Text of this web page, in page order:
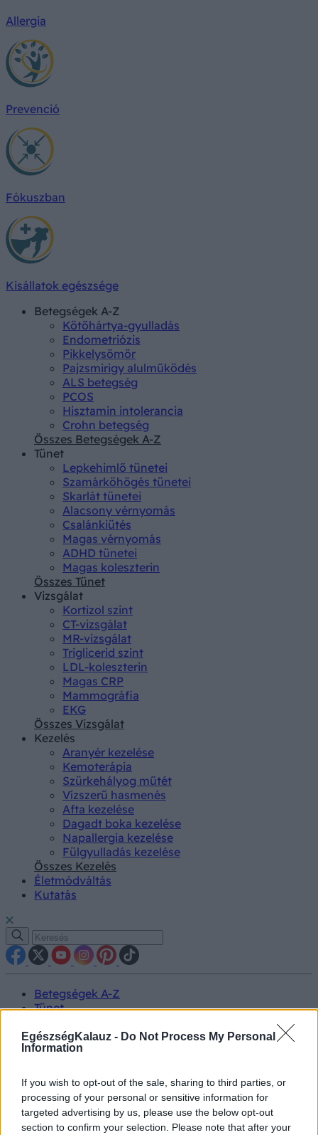
EgészségKalauz - Do Not Process My Personal
Information
If you wish to opt-out of the sale, sharing to third parties, or
processing of your personal or sensitive information for
targeted advertising by us, please use the below opt-out
section to confirm your selection. Please note that after your
Allergia
Prevenció
Fókuszban
Kisállatok egészsége
Betegségek A-Z
Kötőhártya-gyulladás
Endometriózis
Pikkelysömör
Pajzsmirigy alulműködés
ALS betegség
PCOS
Hisztamin intolerancia
Crohn betegség
Összes Betegségek A-Z
Tünet
Lepkehimlő tünetei
Szamárköhögés tünetei
Skarlát tünetei
Alacsony vérnyomás
Csalánkiütés
Magas vérnyomás
ADHD tünetei
Magas koleszterin
Összes Tünet
Vizsgálat
Kortizol szint
CT-vizsgálat
MR-vizsgálat
Triglicerid szint
LDL-koleszterin
Magas CRP
Mammográfia
EKG
Összes Vizsgálat
Kezelés
Aranyér kezelése
Kemoterápia
Szürkehályog műtét
Vízszerű hasmenés
Afta kezelése
Dagadt boka kezelése
Napallergia kezelése
Fülgyulladás kezelése
Összes Kezelés
Életmódváltás
Kutatás
Betegségek A-Z
Tünet
Kezelés
Életmódváltás
Prevenció
Hírek
Videók
Kisállatok egészsége